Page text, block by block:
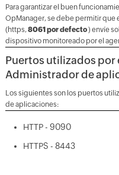
Para garantizar el buen
OpManager, se debe permitir que
(https,8061 por defecto) envíe
dispositivo monitoreado por el
Puertos utilizados
Administrador de
Los siguientes son los puertos
de aplicaciones:
HTTP - 9090
HTTPS - 8443